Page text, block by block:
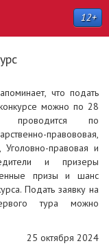
12+
что подать
можно по 28
проводится по
правововая,
Уголовно-правовая и
и призеры
призы и шанс
Подать заявку на
тура можно
25 октября 2024